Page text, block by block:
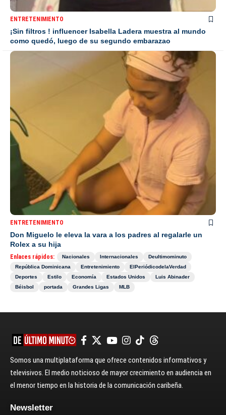
ENTRETENIMIENTO
¡Sin filtros ! influencer Isabella Ladera muestra al mundo
como quedó, luego de su segundo embarazao
ENTRETENIMIENTO
Don Miguelo le eleva la vara a los padres al regalarle un
Rolex a su hija
Enlaces rápidos: Nacionales Internacionales
Deultimominuto
República Dominicana
Entretenimiento
ElPeriódicodelaVerdad
Deportes
Estilo Economía Estados Unidos
Luis Abinader
Béisbol
portada Grandes Ligas MLB
Somos una multiplataforma que ofrece contenidos informativos y
televisivos. El medio noticioso de mayor crecimiento en audiencia en
el menor tiempo en la historia de la comunicación caribeña.
Newsletter